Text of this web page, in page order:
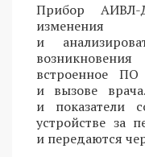
Прибор АИВЛ-
изменения
и
встроенное
и вызове
и показатели
устройстве за
и передаются